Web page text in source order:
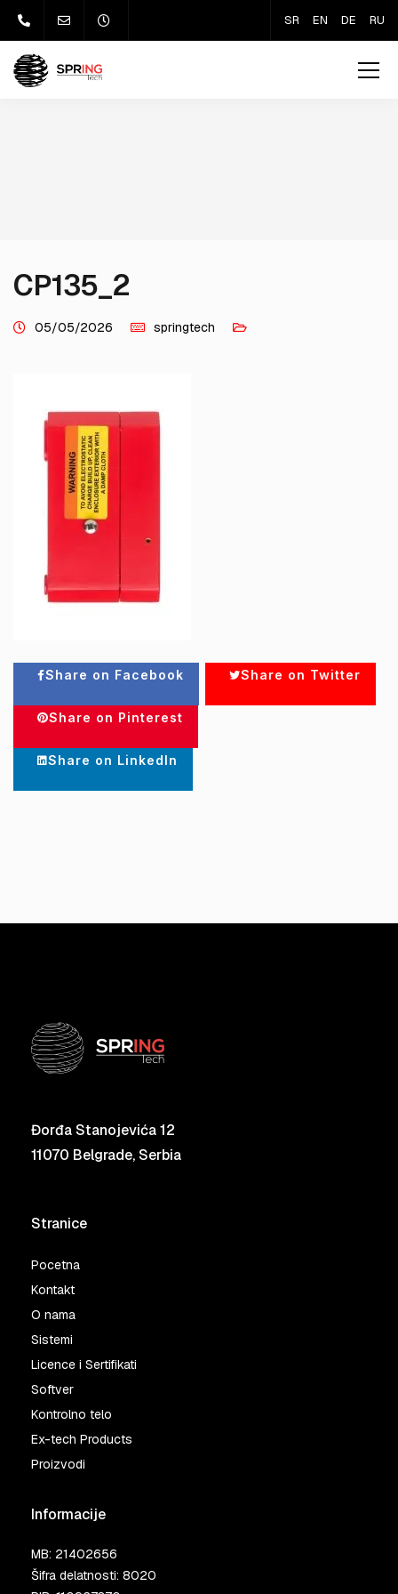
SR EN DE RU
CP135_2
05/05/2026 springtech
Share on Facebook Share on Twitter
Share on Pinterest
Share on LinkedIn
Đorđa Stanojevića 12
11070 Belgrade, Serbia
Stranice
Pocetna
Kontakt
O nama
Sistemi
Licence i Sertifikati
Softver
Kontrolno telo
Ex-tech Products
Proizvodi
Informacije
MB: 21402656
Šifra delatnosti: 8020